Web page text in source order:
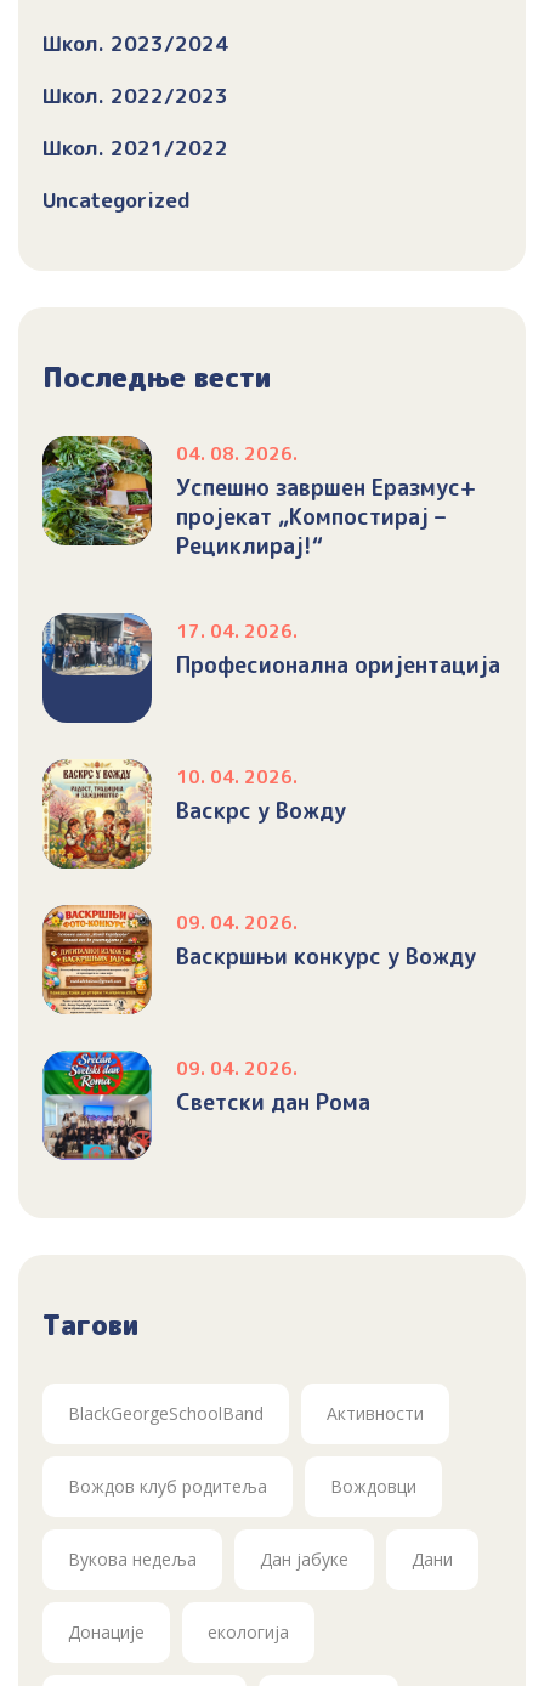
Школ. 2023/2024
Школ. 2022/2023
Школ. 2021/2022
Uncategorized
Последње вести
04. 08. 2026.
Успешно завршен Еразмус+
пројекат „Компостирај –
Рециклирај!“
17. 04. 2026.
Професионална оријентација
10. 04. 2026.
Васкрс у Вожду
09. 04. 2026.
Васкршњи конкурс у Вожду
09. 04. 2026.
Светски дан Рома
Тагови
BlackGeorgeSchoolBand Активности
Вождов клуб родитеља Вождовци
Вукова недеља Дан јабуке Дани
Донације екологија